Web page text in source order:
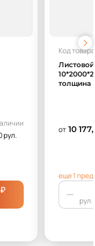
рул.
₽
Код
толщина
от 10
еще 1